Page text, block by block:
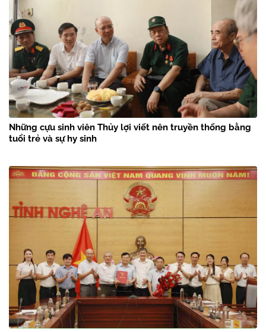
Những cựu sinh viên Thủy lợi viết nên truyền thống bằng
tuổi trẻ và sự hy sinh